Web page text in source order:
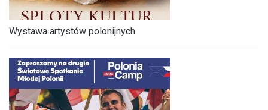
Wystawa artystów polonijnych